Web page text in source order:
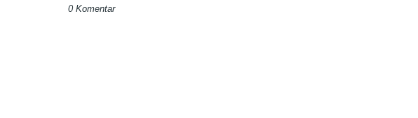
0 Komentar